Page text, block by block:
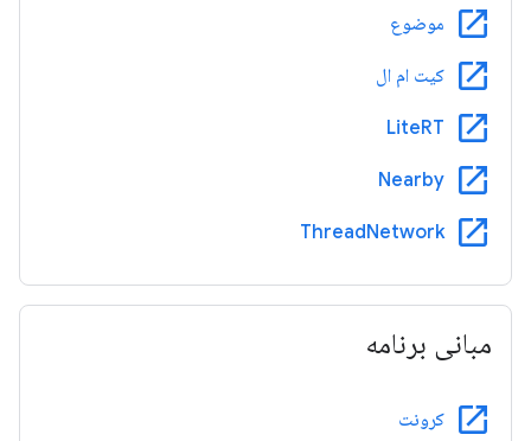
open_in_new موضوع
open_in_new کیت ام ال
open_in_new
LiteRT
open_in_new
Nearby
open_in_new
ThreadNetwork
مبانی برنامه
open_in_new کرونت